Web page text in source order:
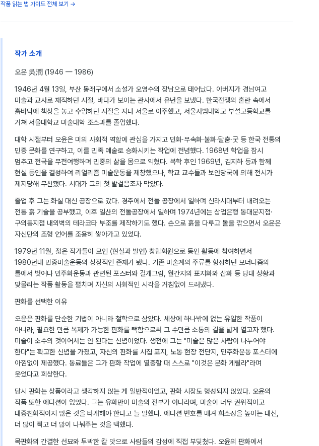
작품 읽는 법 가이드 전체 보기 →
작가 소개
오윤 吳潤 (1946 — 1986)
1946년 4월 13일, 부산 동래구에서 소설가 오영수의 장남으로 태어났다. 아버지가 경남여고
미술과 교사로 재직하던 시절, 바다가 보이는 관사에서 유년을 보냈다. 한국전쟁의 혼란 속에서
흙바닥에 책상을 놓고 수업하던 시절을 지나 서울로 이주했고, 서울사범대학교 부설고등학교를
거쳐 서울대학교 미술대학 조소과를 졸업했다.
대학 시절부터 오윤은 미의 사회적 역할에 관심을 가지고 민화·무속화·불화·탈춤·굿 등 한국 전통의
민중 문화를 연구하고, 이를 민족 예술로 승화시키는 작업에 전념했다. 1968년 학업을 잠시
멈추고 전국을 무전여행하며 민중의 삶을 몸으로 익혔다. 복학 후인 1969년, 김지하 등과 함께
현실 동인을 결성하여 리얼리즘 미술운동을 제창했으나, 학교 교수들과 보안당국에 의해 전시가
제지당해 무산됐다. 시대가 그의 첫 발걸음조차 막았다.
졸업 후 그는 화실 대신 공장으로 갔다. 경주에서 전돌 공장에서 일하며 신라시대부터 내려오는
전통 흙 기술을 공부했고, 이후 일산의 전돌공장에서 일하며 1974년에는 상업은행 동대문지점·
구의동지점 내외벽의 테라코타 부조를 제작하기도 했다. 손으로 흙을 다루고 돌을 깎으면서 오윤은
자신만의 조형 언어를 조용히 쌓아가고 있었다.
1979년 11월, 젊은 작가들이 모인 〈현실과 발언〉 창립회원으로 동인 활동에 참여하면서
1980년대 민중미술운동의 상징적인 존재가 됐다. 기존 미술계의 주류를 형성하던 모더니즘의
틀에서 벗어나 민주화운동과 관련된 포스터와 걸개그림, 월간지의 표지화와 삽화 등 당대 상황과
맞물리는 작품 활동을 펼치며 자신의 사회적인 시각을 거침없이 드러냈다.
판화를 선택한 이유
오윤은 판화를 단순한 기법이 아니라 철학으로 삼았다. 세상에 하나밖에 없는 유일한 작품이
아니라, 필요한 만큼 복제가 가능한 판화를 택함으로써 그 수만큼 소통의 길을 넓게 열고자 했다.
미술이 소수의 것이어서는 안 된다는 신념이었다. 생전에 그는 "미술은 많은 사람이 나누어야
한다"는 확고한 신념을 가졌고, 자신의 판화를 시집 표지, 노동 현장 전단지, 민주화운동 포스터에
아낌없이 제공했다. 동료들은 그가 판화 작업에 열중할 때 스스로 "이것은 문화 게릴라"라며
웃었다고 회상한다.
당시 판화는 상품이라고 생각하지 않는 게 일반적이었고, 판화 시장도 형성되지 않았다. 오윤의
작품 또한 에디션이 없었다. 그는 유화만이 미술의 전부가 아니라며, 미술이 너무 권위적이고
대중친화적이지 않은 것을 타개해야 한다고 늘 말했다. 에디션 번호를 매겨 희소성을 높이는 대신,
더 많이 찍고 더 많이 나눠주는 것을 택했다.
목판화의 간결한 선묘와 투박한 칼 맛으로 사람들의 감성에 직접 부딪쳤다. 오윤의 판화에서